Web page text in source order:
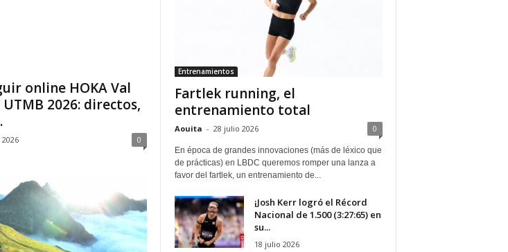
online HOKA Val
UTMB 2026: directos,
0
Entrenamientos
Fartlek running, el
entrenamiento total
Aouita - 28 julio 2026 0
En época de grandes innovaciones (más de léxico que
de prácticas) en LBDC queremos romper una lanza a
favor del fartlek, un entrenamiento de...
¡Josh Kerr logró el Récord
Nacional de 1.500 (3:27:65) en
su...
18 julio 2026